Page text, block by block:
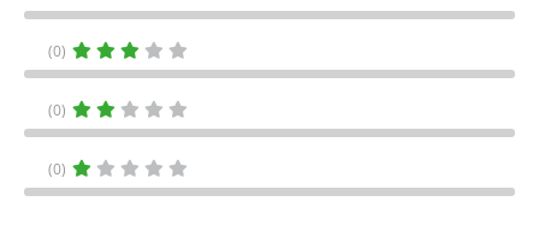
(0)
(0)
(0)